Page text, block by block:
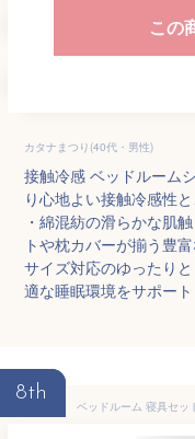
この
カタナまつり(40代・男性)
接触冷感 ベッドルーム
り心地よい接触冷感性
・綿混紡の滑らかな肌
トや枕カバーが揃う豊
サイズ対応のゆったり
適な睡眠環境をサポー
8th